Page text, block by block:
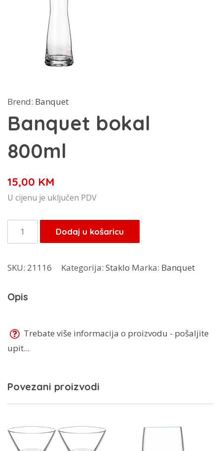
Brend: Banquet
Banquet bokal
800ml
15,00 KM
U cijenu je uključen PDV
Banquet
bokal
količina
Dodaj u košaricu
SKU: 21116 Kategorija: Staklo Marka: Banquet
Opis
Trebate više informacija o proizvodu - pošaljite
upit...
Povezani proizvodi